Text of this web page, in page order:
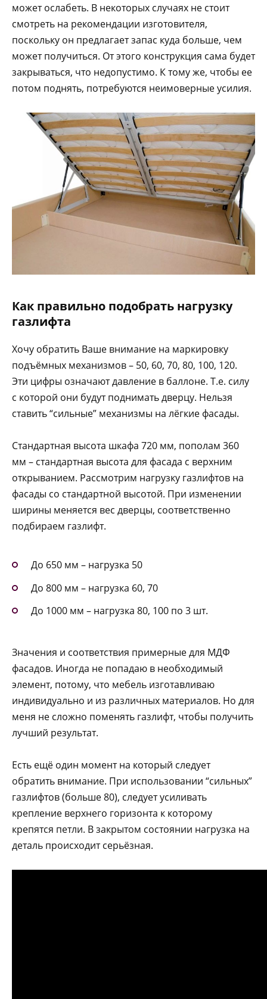
может ослабеть. В некоторых случаях не стоит
смотреть на рекомендации изготовителя,
поскольку он предлагает запас куда больше, чем
может получиться. От этого конструкция сама будет
закрываться, что недопустимо. К тому же, чтобы ее
потом поднять, потребуются неимоверные усилия.
Как правильно подобрать нагрузку
газлифта
Хочу обратить Ваше внимание на маркировку
подъёмных механизмов – 50, 60, 70, 80, 100, 120.
Эти цифры означают давление в баллоне. Т.е. силу
с которой они будут поднимать дверцу. Нельзя
ставить “сильные” механизмы на лёгкие фасады.
Стандартная высота шкафа 720 мм, пополам 360
мм – стандартная высота для фасада с верхним
открыванием. Рассмотрим нагрузку газлифтов на
фасады со стандартной высотой. При изменении
ширины меняется вес дверцы, соответственно
подбираем газлифт.
До 650 мм – нагрузка 50
До 800 мм – нагрузка 60, 70
До 1000 мм – нагрузка 80, 100 по 3 шт.
Значения и соответствия примерные для МДФ
фасадов. Иногда не попадаю в необходимый
элемент, потому, что мебель изготавливаю
индивидуально и из различных материалов. Но для
меня не сложно поменять газлифт, чтобы получить
лучший результат.
Есть ещё один момент на который следует
обратить внимание. При использовании “сильных”
газлифтов (больше 80), следует усиливать
крепление верхнего горизонта к которому
крепятся петли. В закрытом состоянии нагрузка на
деталь происходит серьёзная.